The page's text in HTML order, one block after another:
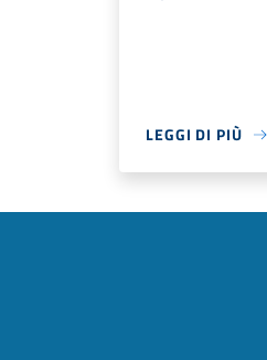
LEGGI DI PIÙ